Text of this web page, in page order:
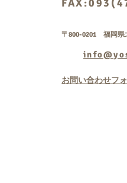
〒800-0201 福岡県
お問い合わせフ